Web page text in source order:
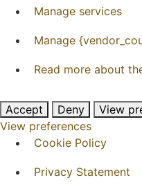
Manage services
Manage
Read more about
Accept Deny View
View preferences
Cookie Policy
Privacy Statement